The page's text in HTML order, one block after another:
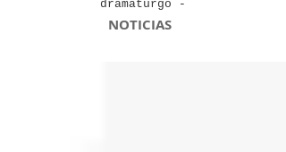
dramaturgo -
NOTICIAS